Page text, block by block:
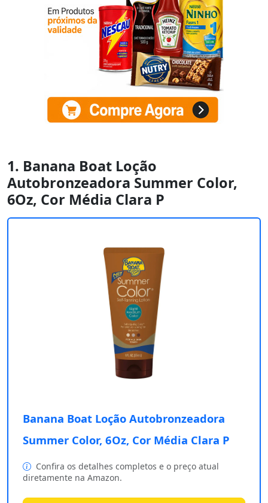
1. Banana Boat Loção
Autobronzeadora Summer Color,
6Oz, Cor Média Clara P
Banana Boat Loção Autobronzeadora
Summer Color, 6Oz, Cor Média Clara P
Confira os detalhes completos e o preço atual
diretamente na Amazon.